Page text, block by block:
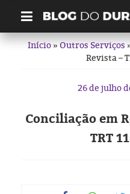
Quem é
Início»Outros Serviços
Revista –
26 de julho
Conciliação em
TRT